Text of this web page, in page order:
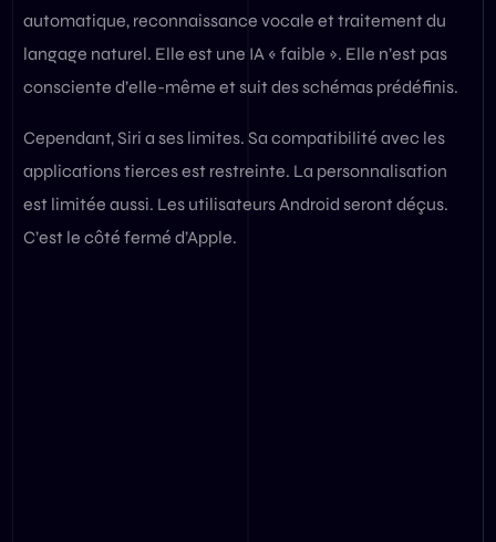
automatique, reconnaissance vocale et traitement du
langage naturel. Elle est une IA « faible ». Elle n’est pas
consciente d’elle-même et suit des schémas prédéfinis.
Cependant, Siri a ses limites. Sa compatibilité avec les
applications tierces est restreinte. La personnalisation
est limitée aussi. Les utilisateurs Android seront déçus.
C’est le côté fermé d’Apple.